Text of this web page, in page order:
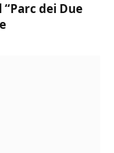
dei Due